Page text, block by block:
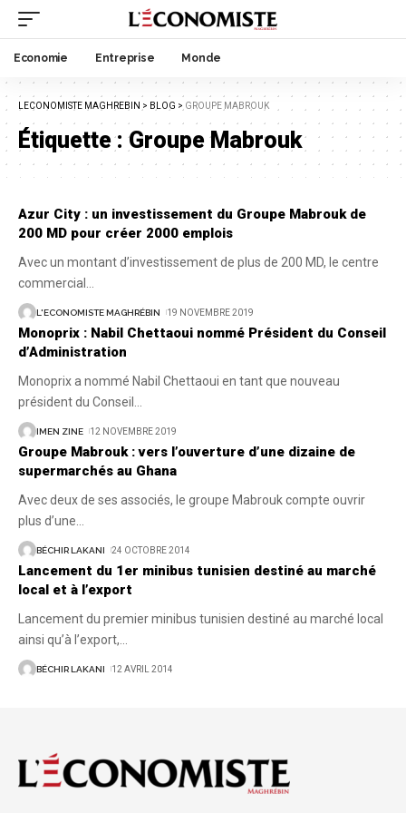
Economie Entreprise Monde
LECONOMISTE MAGHREBIN > BLOG > GROUPE MABROUK
Étiquette :Groupe Mabrouk
Azur City : un investissement du Groupe Mabrouk de
200 MD pour créer 2000 emplois
Avec un montant d’investissement de plus de 200 MD, le centre
commercial
L'ECONOMISTE MAGHRÉBIN 19 NOVEMBRE 2019
Monoprix : Nabil Chettaoui nommé Président du Conseil
d’Administration
Monoprix a nommé Nabil Chettaoui en tant que nouveau
président du Conseil
IMEN ZINE 12 NOVEMBRE 2019
Groupe Mabrouk : vers l’ouverture d’une dizaine de
supermarchés au Ghana
Avec deux de ses associés, le groupe Mabrouk compte ouvrir
plus d’une
BÉCHIR LAKANI 24 OCTOBRE 2014
Lancement du 1er minibus tunisien destiné au marché
local et à l’export
Lancement du premier minibus tunisien destiné au marché local
ainsi qu’à l’export,
BÉCHIR LAKANI 12 AVRIL 2014